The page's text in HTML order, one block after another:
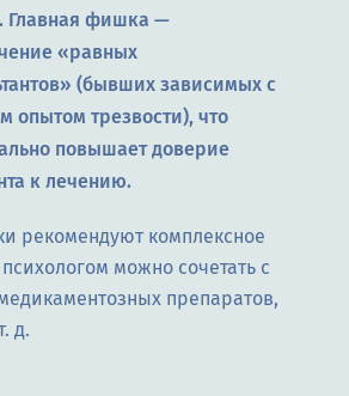
Главная фишка —
«равных
(бывших зависимых с
опытом трезвости), что
повышает доверие
к лечению.
рекомендуют комплексное
можно сочетать с
препаратов,
д.